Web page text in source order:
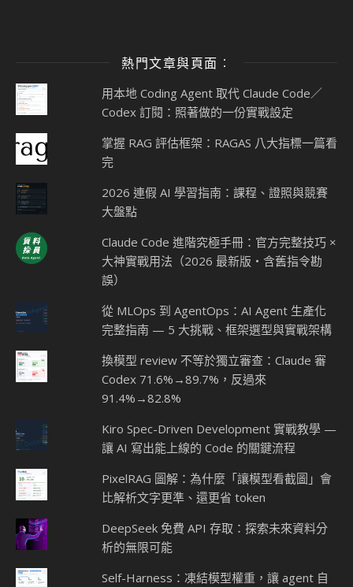
熱門文章與頁面︰
用本地 Coding Agent 取代 Claude Code／
Codex 訂閱：照著做的一份實戰設定
掌握 RAG 評估框架：RAGAS 八大指標一篇看
完
2026 連假 AI 學習指南：課程、證照與競賽
大盤點
Claude Code 進階究極手冊：官方完整技巧 ×
大神實戰用法（2026 最新版・含舊指令勘
誤）
從 MLOps 到 AgentOps：AI Agent 生產化
完整指南 — 5 大挑戰、框架選型與實戰架構
換模型 review 不等於獨立審查：Claude 審
Codex 71.6%→89.7%，反過來
91.4%→82.8%
Kiro Spec-Driven Development 實戰教學 —
讓 AI 寫出能上線的 Code 的關鍵流程
PixelRAG 圖解：為什麼「讓模型看截圖」會
比解析文字更準、還更省 token
DeepSeek 免費 API 存取：探索未來資料分
析的無限可能
Self-Harness：凍結模型權重，讓 agent 自